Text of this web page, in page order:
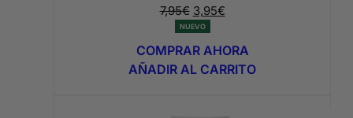
7,95€ El
precio
original
era:
3,95€El
actual
es:
NUEVO
COMPRAR AHORA
AÑADIR AL CARRITO